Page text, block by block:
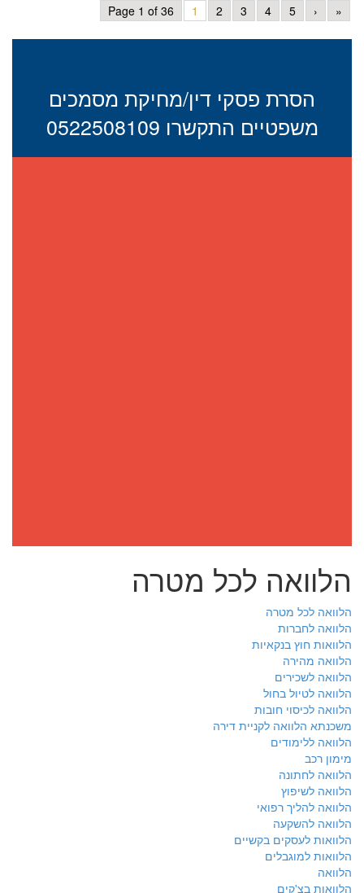
Page 1 of 36 1 2 3 4 5 › »
הסרת פסקי דין/מחיקת מסמכים
משפטיים התקשרו 0522508109
הלוואה לכל מטרה
הלוואה לכל מטרה
הלוואה לחברות
הלוואות חוץ בנקאיות
הלוואה מהירה
הלוואה לשכירים
הלוואה לטיול בחול
הלוואה לכיסוי חובות
משכנתא הלוואה לקניית דירה
הלוואה ללימודים
מימון רכב
הלוואה לחתונה
הלוואה לשיפוץ
הלוואה להליך רפואי
הלוואה להשקעה
הלוואות לעסקים בקשיים
הלוואות למוגבלים
הלוואה
הלוואות בצ'קים